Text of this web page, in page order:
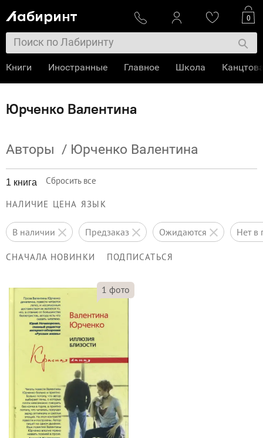
Юрченко Валентина
Авторы / Юрченко Валентина
1 книга Сбросить все
НАЛИЧИЕ ЦЕНА ЯЗЫК
в наличии предзаказ ожидаются нет
СНАЧАЛА НОВИНКИ ПОДПИСАТЬСЯ
1 фото
0
Книги Иностранные Главное Школа